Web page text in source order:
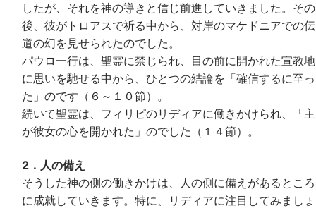
したが、それを神の導きと信じ前進していきました。その
後、彼がトロアスで祈る中から、対岸のマケドニアでの伝
道の幻を見せられたのでした。
パウロ一行は、聖霊に禁じられ、目の前に開かれた宣教地
に思いを馳せる中から、ひとつの結論を「確信するに至っ
た」のです（６～１０節）。
続いて聖霊は、フィリピのリディアに働きかけられ、「主
が彼女の心を開かれた」のでした（１４節）。
2．人の備え
そうした神の側の働きかけは、人の側に備えがあるところ
に成就していきます。特に、リディアに注目してみましょ